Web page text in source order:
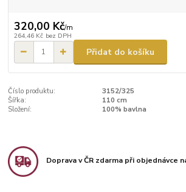
320,00 Kč/m
264,46 Kč bez DPH
Přidat do košíku
Číslo produktu:
3152/325
Šířka:
110 cm
Složení:
100% bavlna
Doprava v ČR zdarma při objednávce